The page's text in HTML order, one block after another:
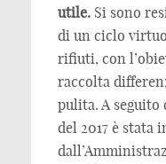
utile. Si sono
di un ciclo
rifiuti, con
raccolta
pulita. A seguito
del 2017 è stata